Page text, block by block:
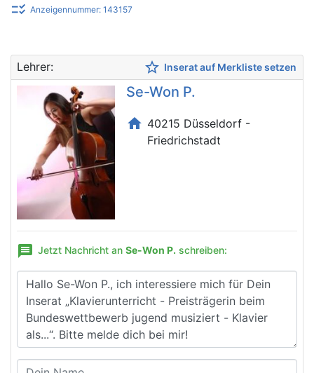
checklist_rtl Anzeigennummer: 143157
Lehrer: star_border Inserat auf Merkliste setzen
Se-Won P.
home 40215 Düsseldorf -
Friedrichstadt
message Jetzt Nachricht an Se-Won P. schreiben: